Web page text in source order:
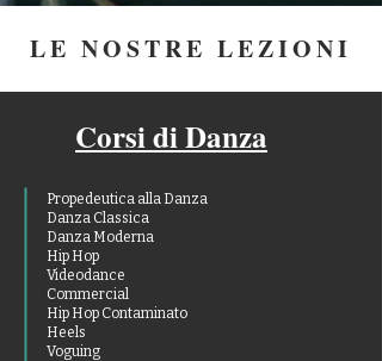
LE NOSTRE LEZIONI
Corsi di Danza
Propedeutica alla Danza
Danza Classica
Danza Moderna
Hip Hop
Videodance
Commercial
Hip Hop Contaminato
Heels
Voguing